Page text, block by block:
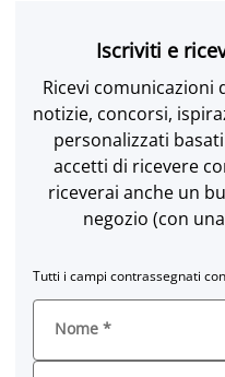
Iscriviti e
Ricevi comunicazioni
notizie, concorsi,
personalizzati
accetti di ricevere
riceverai anche un
negozio (con
Tutti i campi contrassegnati
Nome *